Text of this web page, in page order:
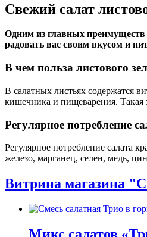
Свежий салат
Одним из главных преимуществ
радовать вас своим вкусом и
В чем польза листового
В салатных листьях содержатся
кишечника и пищеварения. Такая
Регулярное потребление
Регулярное потребление салата
железо, марганец, селен, медь,
Витрина магазина